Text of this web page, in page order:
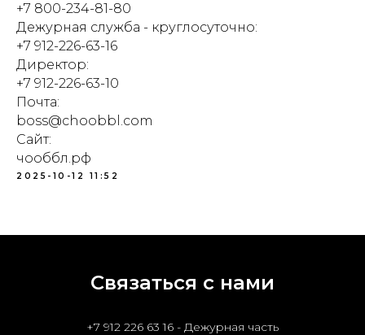
+7 800-234-81-80
Дежурная служба - круглосуточно:
+7 912-226-63-16
Директор:
+7 912-226-63-10
Почта:
boss@choobbl.com
Сайт:
чооббл.рф
2025-10-12 11:52
Связаться с нами
+7 912 226 63 16 - Дежурная часть